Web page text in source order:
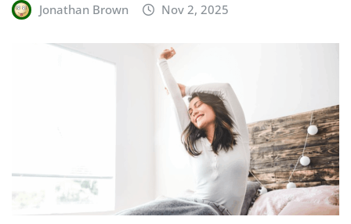
Jonathan Brown Nov 2, 2025